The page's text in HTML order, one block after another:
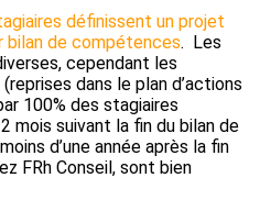
définissent un projet
bilan de compétences. Les
cependant les
dans le plan d’actions
100% des stagiaires
mois suivant la fin du bilan de
d’une année après la fin
FRh Conseil, sont bien